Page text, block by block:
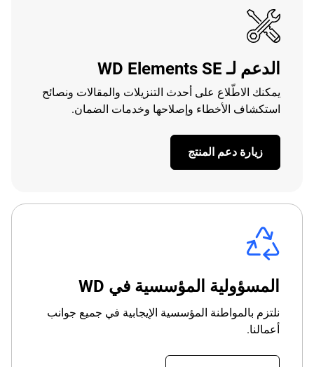
الدعم لـ WD Elements SE
يمكنك الاطّلاع على أحدث التنزيلات والمقالات ونصائح
استكشاف الأخطاء وإصلاحها وخدمات الضمان.
زيارة دعم المنتج
المسؤولية المؤسسية في WD
نلتزم بالمواطنة المؤسسية الإيجابية في جميع جوانب
أعمالنا.